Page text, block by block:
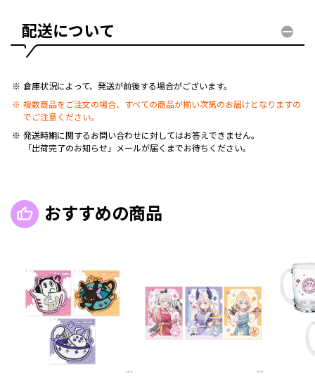
配送について
倉庫状況によって、発送が前後する場合がございます。
複数商品をご注文の場合、すべての商品が揃い次第のお届けとなりますの
でご注意ください。
発送時期に関するお問い合わせに対してはお答えできません。
「出荷完了のお知らせ」メールが届くまでお待ちください。
おすすめの商品